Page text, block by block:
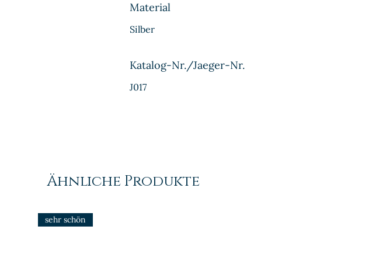
Material
Silber
Katalog-Nr./Jaeger-Nr.
J017
Ähnliche Produkte
sehr schön